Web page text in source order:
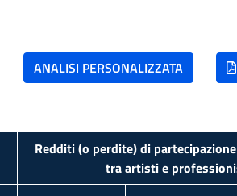
Redditi (o perdite) di